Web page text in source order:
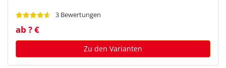
3 Bewertungen
ab ? €
Zu den Varianten